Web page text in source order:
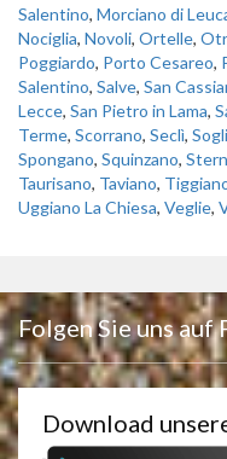
Salentino, Morciano di
Nociglia, Novoli, Ortelle,
Poggiardo, Porto Cesareo,
Salentino, Salve, San
Lecce, San Pietro in Lama,
Terme, Scorrano, Seclì,
Spongano, Squinzano,
Taurisano, Taviano,
Uggiano La Chiesa, Veglie,
Folgen Sie uns auf
Download